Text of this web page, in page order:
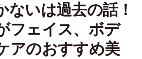
ないは過去の話！
フェイス、ボデ
アのおすすめ美